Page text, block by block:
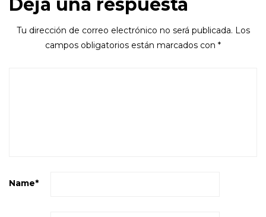
Tu dirección de correo electrónico no será publicada. Los
campos obligatorios están marcados con *
Name*